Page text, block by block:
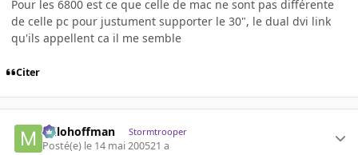
Pour les 6800 est ce que celle de mac ne sont pas différente
de celle pc pour justument supporter le 30", le dual dvi link
qu'ils appellent ca il me semble
Citer
milohoffman Stormtrooper
Posté(e) le 14 mai 200521 a